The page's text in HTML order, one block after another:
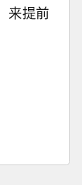
来提前